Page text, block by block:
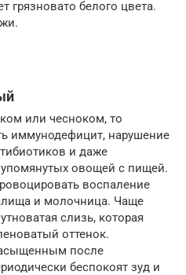
грязновато белого цвета.
или чесноком, то
иммунодефицит, нарушение
и даже
овощей с пищей.
воспаление
и молочница. Чаще
слизь, которая
оттенок.
после
беспокоят зуд и